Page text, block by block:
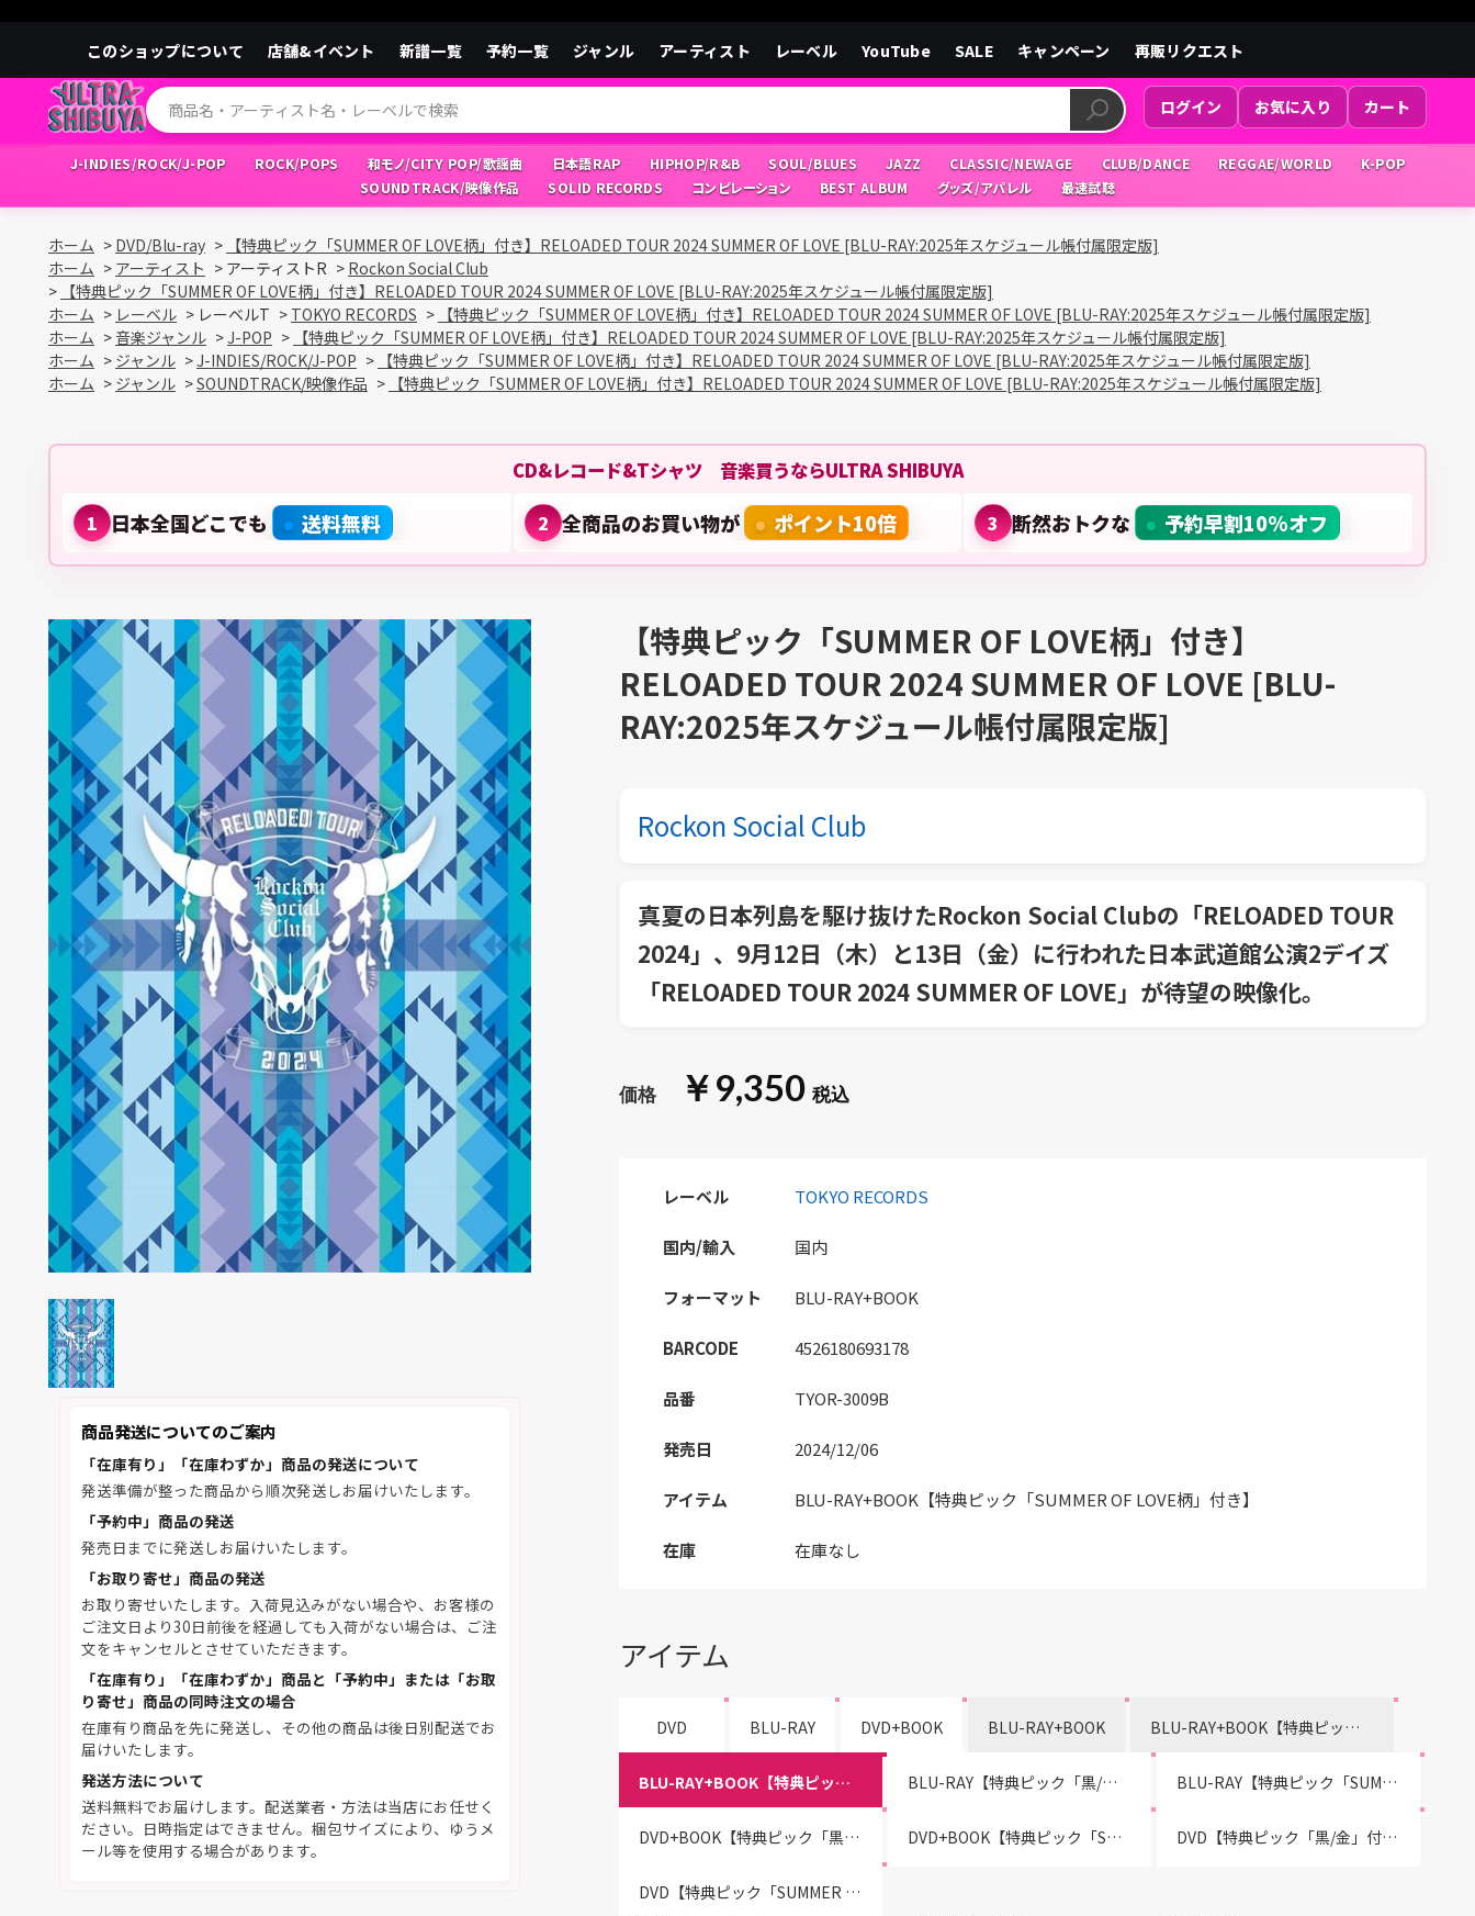
このショップについて 店舗&イベント 新譜一覧 予約一覧 ジャンル アーティスト レーベル YouTube SALE キャンペーン 再販リクエスト
ログイン お気に入り カート
J-INDIES/ROCK/J-POP ROCK/POPS 和モノ/CITY POP/歌謡曲 日本語RAP HIPHOP/R&B SOUL/BLUES JAZZ CLASSIC/NEWAGE CLUB/DANCE REGGAE/WORLD
K-POP
SOUNDTRACK/映像作品
SOLID RECORDS コンピレーション BEST ALBUM グッズ/アパレル 最速試聴
ホーム > DVD/Blu-ray > 【特典ピック「SUMMER OF LOVE柄」付き】RELOADED TOUR 2024 SUMMER OF LOVE [BLU-RAY:2025年スケジュール帳付属限定版]
ホーム > アーティスト > アーティストR > Rockon Social Club
> 【特典ピック「SUMMER OF LOVE柄」付き】RELOADED TOUR 2024 SUMMER OF LOVE [BLU-RAY:2025年スケジュール帳付属限定版]
ホーム > レーベル > レーベルT > TOKYO RECORDS > 【特典ピック「SUMMER OF LOVE柄」付き】RELOADED TOUR 2024 SUMMER OF LOVE [BLU-RAY:2025年スケジュール帳付属限定版]
ホーム >音楽ジャンル >J-POP > 【特典ピック「SUMMER OF LOVE柄」付き】RELOADED TOUR 2024 SUMMER OF LOVE [BLU-RAY:2025年スケジュール帳付属限定版]
ホーム > ジャンル >J-INDIES/ROCK/J-POP > 【特典ピック「SUMMER OF LOVE柄」付き】RELOADED TOUR 2024 SUMMER OF LOVE [BLU-RAY:2025年スケジュール帳付属限定版]
ホーム > ジャンル >SOUNDTRACK/映像作品 > 【特典ピック「SUMMER OF LOVE柄」付き】RELOADED TOUR 2024 SUMMER OF LOVE [BLU-RAY:2025年スケジュール帳付属限定版]
CD&レコード&Tシャツ 音楽買うならULTRA SHIBUYA
1 日本全国どこでも 送料無料 2 全商品のお買い物が ポイント10倍 3 断然おトクな 予約早割10%オフ
商品発送についてのご案内
「在庫有り」「在庫わずか」商品の発送について
発送準備が整った商品から順次発送しお届けいたします。
「予約中」商品の発送
発売日までに発送しお届けいたします。
「お取り寄せ」商品の発送
お取り寄せいたします。入荷見込みがない場合や、お客様の
ご注文日より30日前後を経過しても入荷がない場合は、ご注
文をキャンセルとさせていただきます。
「在庫有り」「在庫わずか」商品と「予約中」または「お取
り寄せ」商品の同時注文の場合
在庫有り商品を先に発送し、その他の商品は後日別配送でお
届けいたします。
発送方法について
送料無料でお届けします。配送業者・方法は当店にお任せく
ださい。日時指定はできません。梱包サイズにより、ゆうメ
ール等を使用する場合があります。
【特典ピック「SUMMER OF LOVE柄」付き】
RELOADED TOUR 2024 SUMMER OF LOVE [BLU-
RAY:2025年スケジュール帳付属限定版]
Rockon Social Club
真夏の日本列島を駆け抜けたRockon Social Clubの「RELOADED TOUR
2024」、9月12日（木）と13日（金）に行われた日本武道館公演2デイズ
「RELOADED TOUR 2024 SUMMER OF LOVE」が待望の映像化。
￥9,350
レーベル TOKYO RECORDS
国内/輸入 国内
フォーマット BLU-RAY+BOOK
BARCODE 4526180693178
品番 TYOR-3009B
発売日 2024/12/06
アイテム BLU-RAY+BOOK【特典ピック「SUMMER OF LOVE柄」付き】
在庫 在庫なし
アイテム
DVD BLU-RAY DVD+BOOK BLU-RAY+BOOK BLU-RAY+BOOK【特典ピック「黒/金」付き】
BLU-RAY+BOOK【特典ピック「SUMMER OF LOVE柄」付き】 BLU-RAY【特典ピック「黒/金」付き】 BLU-RAY【特典ピック「SUMMER OF LOVE柄」付き】
DVD+BOOK【特典ピック「黒/金」付き】 DVD+BOOK【特典ピック「SUMMER OF LOVE柄」付き】 DVD【特典ピック「黒/金」付き】
DVD【特典ピック「SUMMER OF LOVE柄」付き】